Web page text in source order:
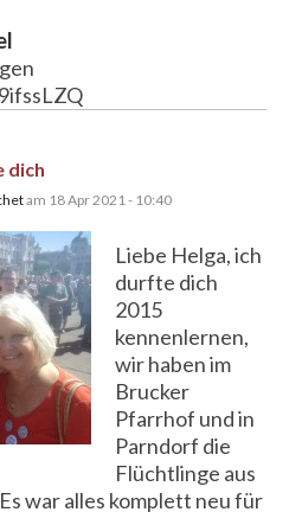
dich
am 18 Apr 2021 - 10:40
Liebe Helga, ich
durfte dich
2015
kennenlernen,
wir haben im
Brucker
Pfarrhof und in
Parndorf die
Flüchtlinge aus
war alles komplett neu für